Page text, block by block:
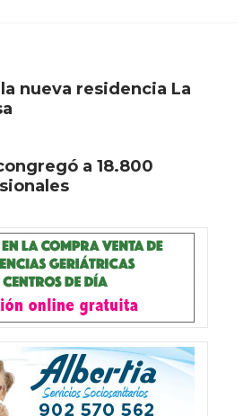
nueva residencia La
a 18.800